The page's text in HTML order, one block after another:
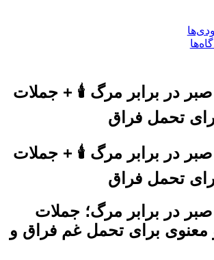
در برابر مرگ 🕯️ + جملات
تحمل فراق
در برابر مرگ 🕯️ + جملات
تحمل فراق
در برابر مرگ؛ جملات
برای تحمل غم فراق و